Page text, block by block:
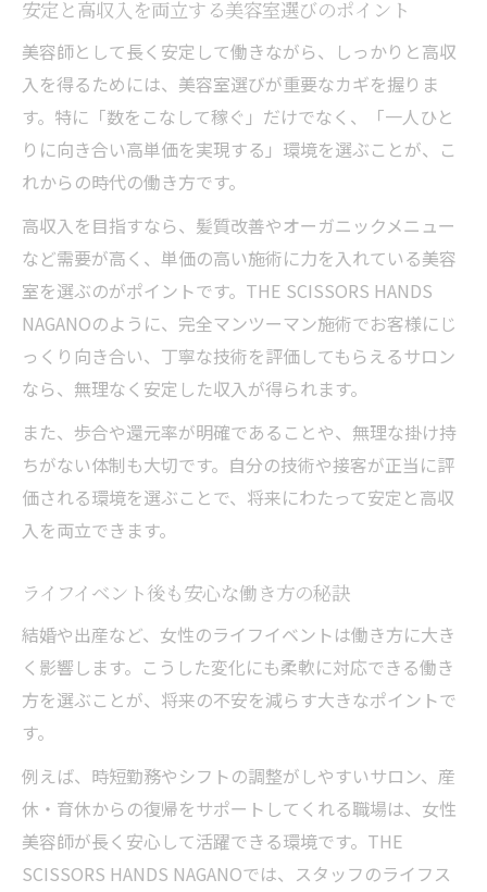
安定と高収入を両立する美容室選びのポイント
美容師として長く安定して働きながら、しっかりと高収
入を得るためには、美容室選びが重要なカギを握りま
す。特に「数をこなして稼ぐ」だけでなく、「一人ひと
りに向き合い高単価を実現する」環境を選ぶことが、こ
れからの時代の働き方です。
高収入を目指すなら、髪質改善やオーガニックメニュー
など需要が高く、単価の高い施術に力を入れている美容
室を選ぶのがポイントです。THE SCISSORS HANDS
NAGANOのように、完全マンツーマン施術でお客様にじ
っくり向き合い、丁寧な技術を評価してもらえるサロン
なら、無理なく安定した収入が得られます。
また、歩合や還元率が明確であることや、無理な掛け持
ちがない体制も大切です。自分の技術や接客が正当に評
価される環境を選ぶことで、将来にわたって安定と高収
入を両立できます。
ライフイベント後も安心な働き方の秘訣
結婚や出産など、女性のライフイベントは働き方に大き
く影響します。こうした変化にも柔軟に対応できる働き
方を選ぶことが、将来の不安を減らす大きなポイントで
す。
例えば、時短勤務やシフトの調整がしやすいサロン、産
休・育休からの復帰をサポートしてくれる職場は、女性
美容師が長く安心して活躍できる環境です。THE
SCISSORS HANDS NAGANOでは、スタッフのライフス